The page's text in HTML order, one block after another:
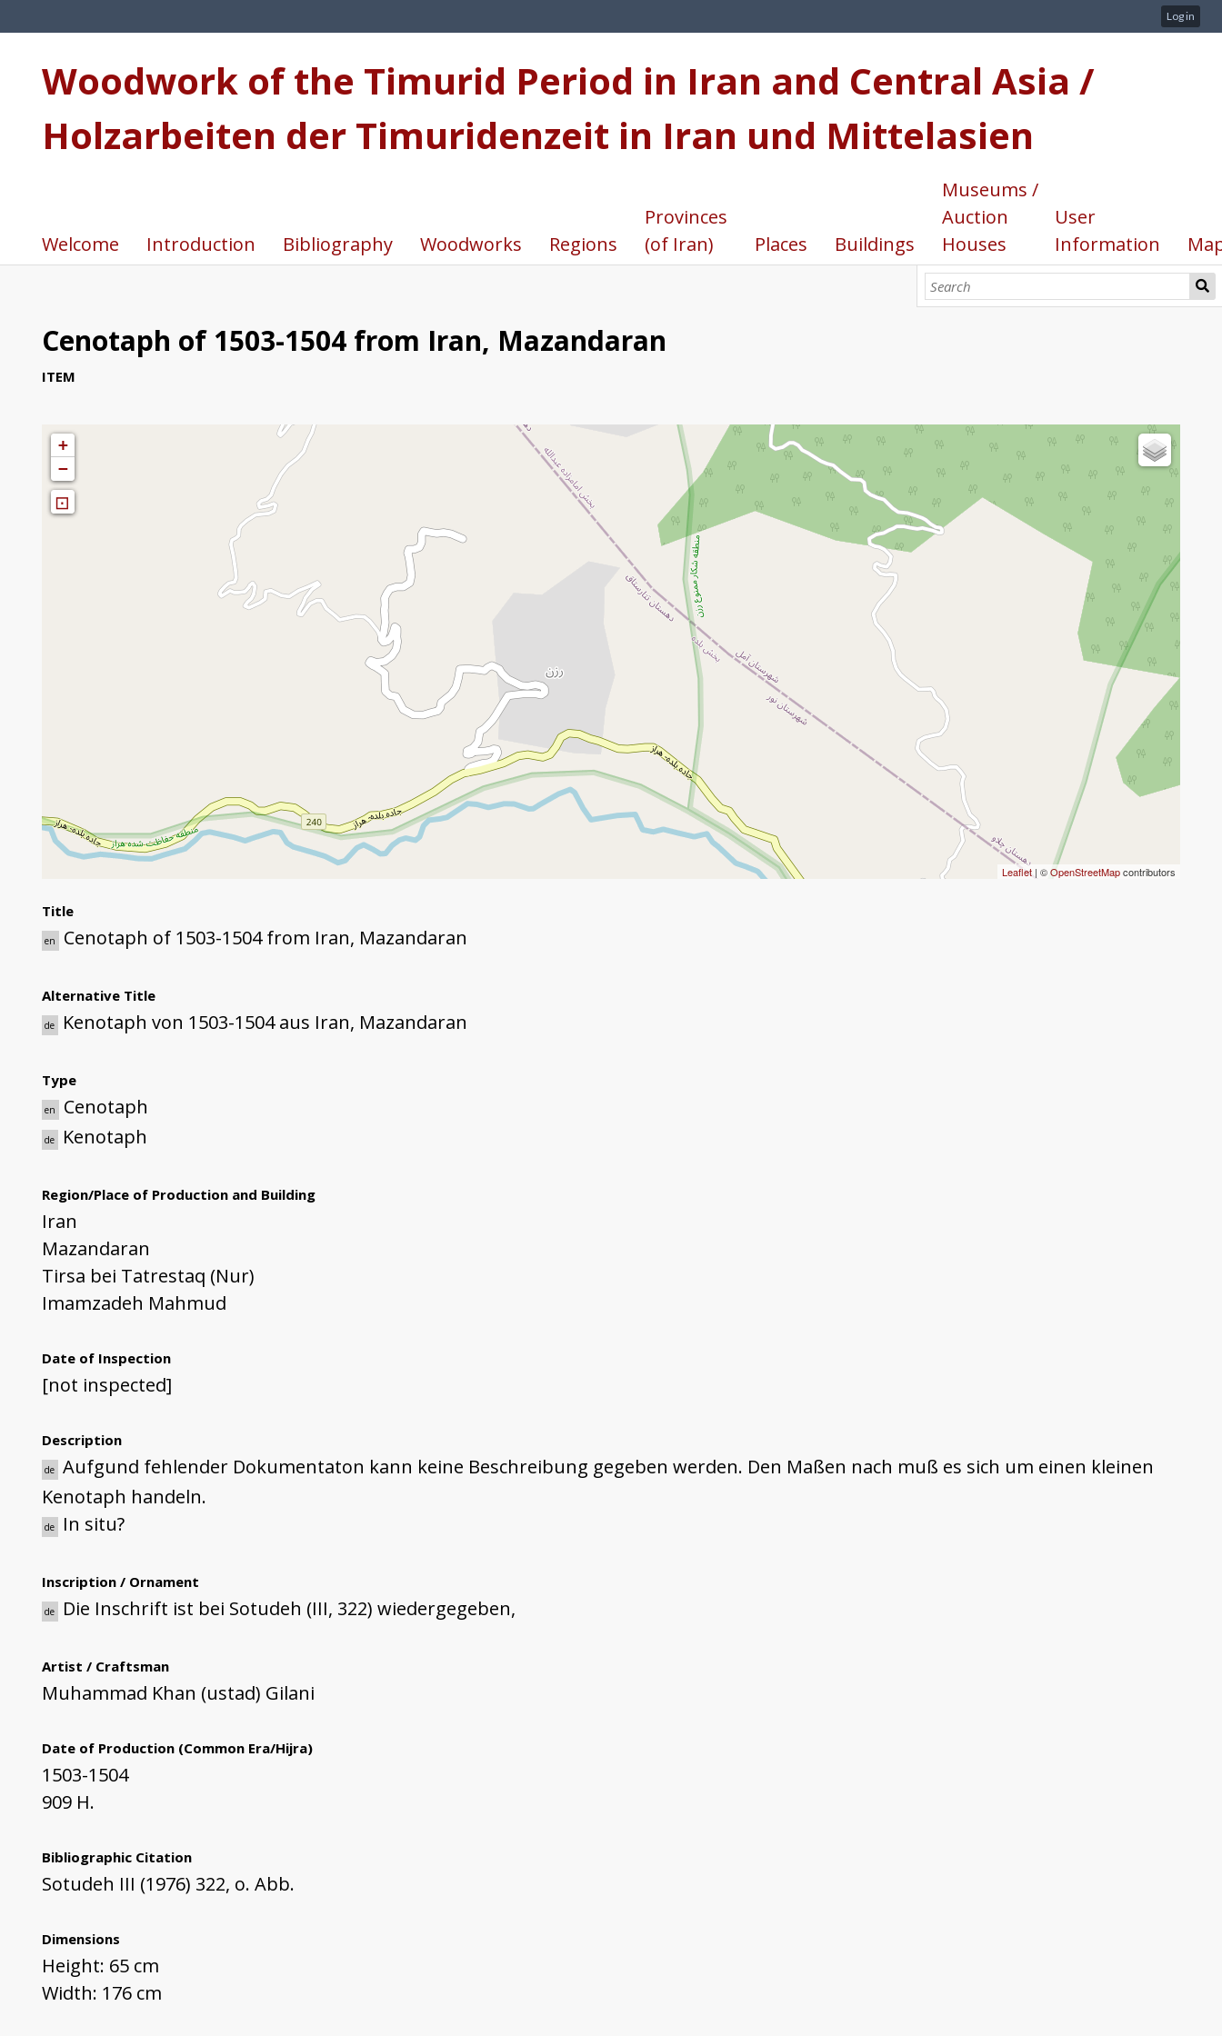
Log in
Woodwork of the Timurid Period in Iran and Central Asia /
Holzarbeiten der Timuridenzeit in Iran und Mittelasien
Welcome Introduction Bibliography Woodworks Regions
Provinces
(of Iran)
Places Buildings
Museums /
Auction
Houses
User
Information
Cenotaph of 1503-1504 from Iran, Mazandaran
ITEM
+
−
⊡
Leaflet | ©OpenStreetMapcontributors
Title
en Cenotaph of 1503-1504 from Iran, Mazandaran
Alternative Title
de Kenotaph von 1503-1504 aus Iran, Mazandaran
Type
en Cenotaph
de Kenotaph
Region/Place of Production and Building
Iran
Mazandaran
Tirsa bei Tatrestaq (Nur)
Imamzadeh Mahmud
Date of Inspection
[not inspected]
Description
de
Aufgund fehlender Dokumentaton kann keine Beschreibung gegeben werden. Den Maßen nach muß es sich um einen kleinen
Kenotaph handeln.
de In situ?
Inscription / Ornament
de Die Inschrift ist bei Sotudeh (III, 322) wiedergegeben,
Artist / Craftsman
Muhammad Khan (ustad) Gilani
Date of Production (Common Era/Hijra)
1503-1504
909 H.
Bibliographic Citation
Sotudeh III (1976) 322, o. Abb.
Dimensions
Height: 65 cm
Width: 176 cm